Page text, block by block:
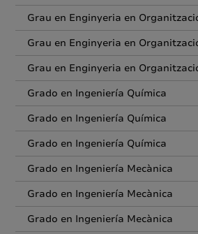
Grau en Enginyeria en
Grau en Enginyeria en
Grau en Enginyeria en
Grado en Ingeniería Química
Grado en Ingeniería Química
Grado en Ingeniería Química
Grado en Ingeniería Mecànica
Grado en Ingeniería Mecànica
Grado en Ingeniería Mecànica